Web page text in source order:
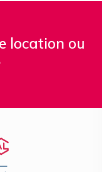
location ou